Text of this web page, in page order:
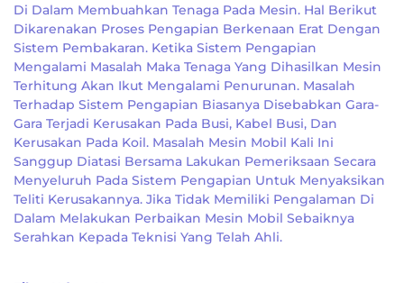
Di Dalam Membuahkan Tenaga Pada Mesin. Hal Berikut
Dikarenakan Proses Pengapian Berkenaan Erat Dengan
Sistem Pembakaran. Ketika Sistem Pengapian
Mengalami Masalah Maka Tenaga Yang Dihasilkan Mesin
Terhitung Akan Ikut Mengalami Penurunan. Masalah
Terhadap Sistem Pengapian Biasanya Disebabkan Gara-
Gara Terjadi Kerusakan Pada Busi, Kabel Busi, Dan
Kerusakan Pada Koil. Masalah Mesin Mobil Kali Ini
Sanggup Diatasi Bersama Lakukan Pemeriksaan Secara
Menyeluruh Pada Sistem Pengapian Untuk Menyaksikan
Teliti Kerusakannya. Jika Tidak Memiliki Pengalaman Di
Dalam Melakukan Perbaikan Mesin Mobil Sebaiknya
Serahkan Kepada Teknisi Yang Telah Ahli.